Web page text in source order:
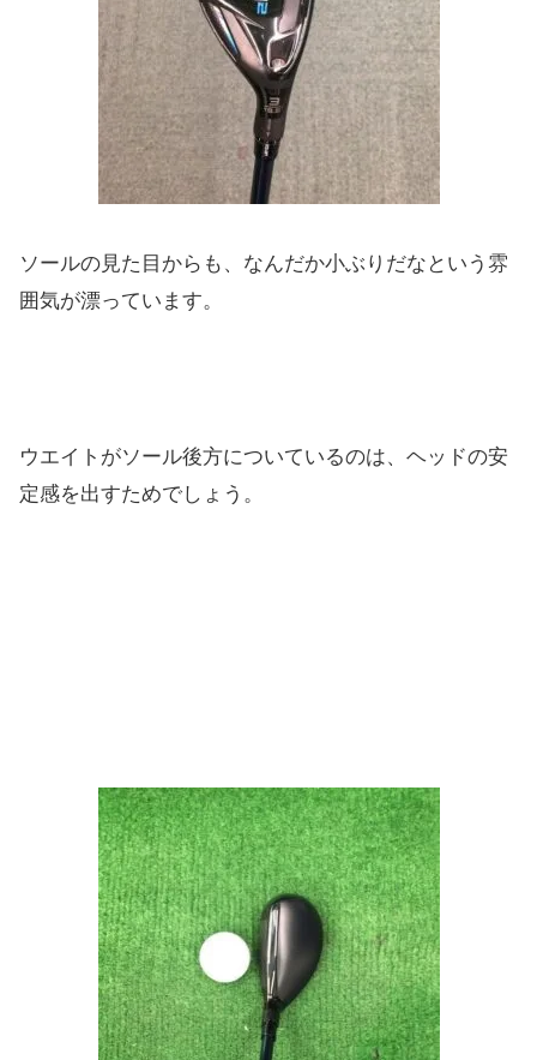
ソールの見た目からも、なんだか小ぶりだなという雰
囲気が漂っています。
ウエイトがソール後方についているのは、ヘッドの安
定感を出すためでしょう。